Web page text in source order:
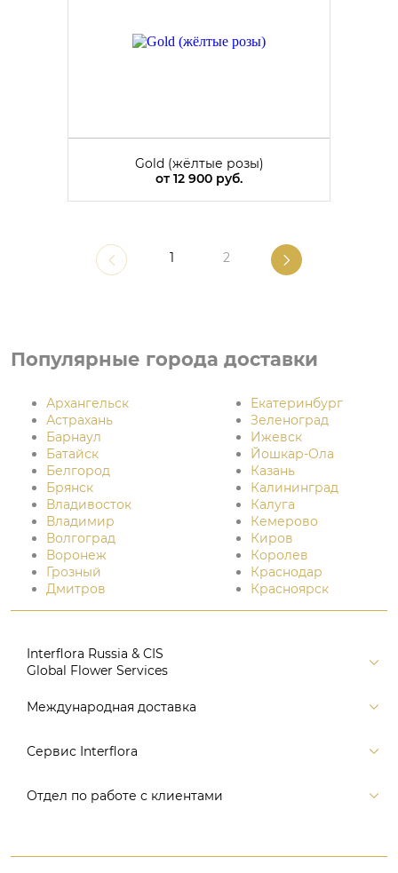
Gold (жёлтые розы)
от12 900 руб.
1 2
Популярные города доставки
Архангельск
Астрахань
Барнаул
Батайск
Белгород
Брянск
Владивосток
Владимир
Волгоград
Воронеж
Грозный
Дмитров
Екатеринбург
Зеленоград
Ижевск
Йошкар-Ола
Казань
Калининград
Калуга
Кемерово
Киров
Королев
Краснодар
Красноярск
Interflora Russia & CIS
Global Flower Services
Версия для печати
Поиск
Международная доставка
Россия
Европа
Австралия и Океания
Сервис Interflora
Заказ и оплата
Отдел по работе с клиентами